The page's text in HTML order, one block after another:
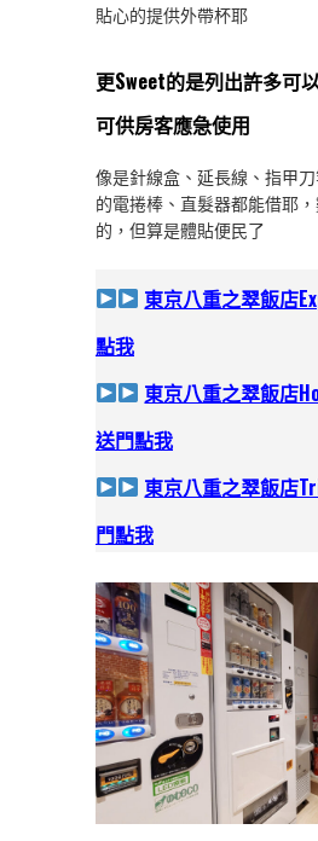
貼心的提供外帶杯耶
更Sweet的是列出許多可
可供房客應急使用
像是針線盒、延長線、指甲
的電捲棒、直髮器都能借耶
的，但算是體貼便民了
東京八重之翠飯店
點我
東京八重之翠飯店
送門點我
東京八重之翠飯店
門點我